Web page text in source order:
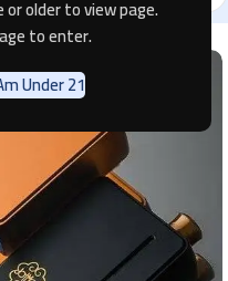
older to view page.
to enter.
Under 21